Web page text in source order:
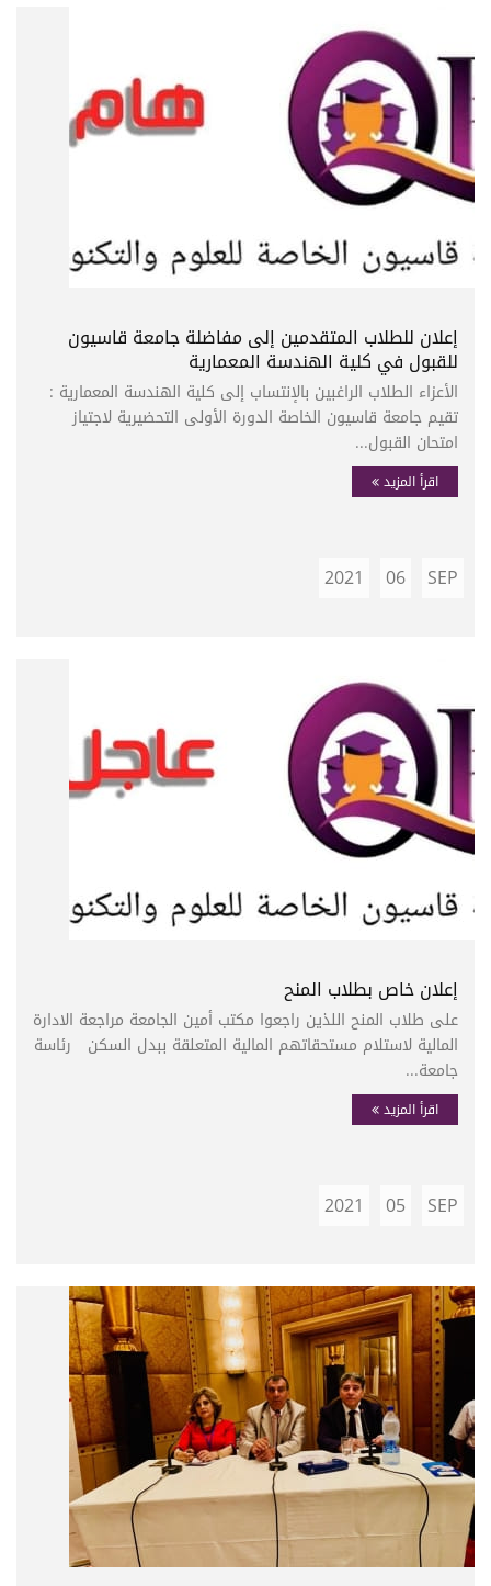
إعلان للطلاب المتقدمين إلى مفاضلة جامعة قاسيون
للقبول في كلية الهندسة المعمارية
الأعزاء الطلاب الراغبين بالإنتساب إلى كلية الهندسة المعمارية :
تقيم جامعة قاسيون الخاصة الدورة الأولى التحضيرية لاجتياز
امتحان القبول...
اقرأ المزيد
SEP
06
2021
إعلان خاص بطلاب المنح
على طلاب المنح اللذين راجعوا مكتب أمين الجامعة مراجعة الادارة
المالية لاستلام مستحقاتهم المالية المتعلقة ببدل السكن رئاسة
جامعة...
اقرأ المزيد
SEP
05
2021